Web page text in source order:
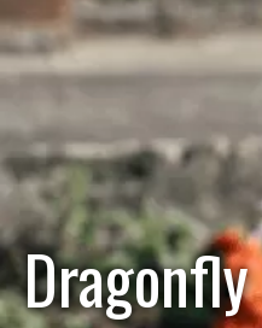
Dragonfly